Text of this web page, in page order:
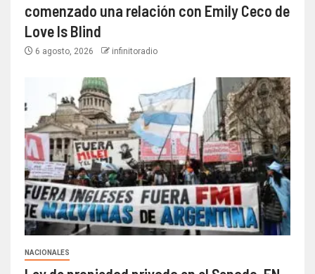
comenzado una relación con Emily Ceco de
Love Is Blind
6 agosto, 2026 infinitoradio
NACIONALES